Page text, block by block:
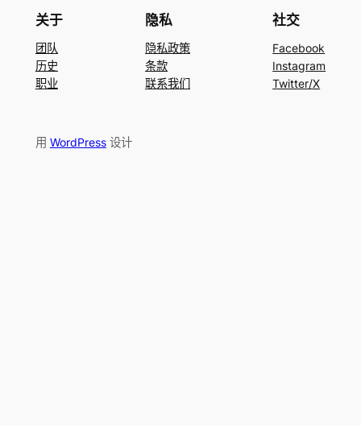
关于
团队
历史
职业
隐私
隐私政策
条款
联系我们
社交
Facebook
Instagram
Twitter/X
用 WordPress设计